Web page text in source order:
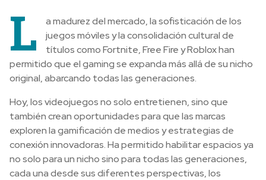
L
a madurez del mercado, la sofisticación de los
juegos móviles y la consolidación cultural de
títulos como Fortnite, Free Fire y Roblox han
permitido que el gaming se expanda más allá de su nicho
original, abarcando todas las generaciones.
Hoy, los videojuegos no solo entretienen, sino que
también crean oportunidades para que las marcas
exploren la gamificación de medios y estrategias de
conexión innovadoras. Ha permitido habilitar espacios ya
no solo para un nicho sino para todas las generaciones,
cada una desde sus diferentes perspectivas, los